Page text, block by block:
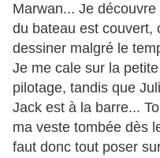
Marwan... Je
du bateau est couvert,
dessiner malgré le
Je me cale sur la
pilotage, tandis que
Jack est à la barre...
ma veste tombée dès
faut donc tout poser